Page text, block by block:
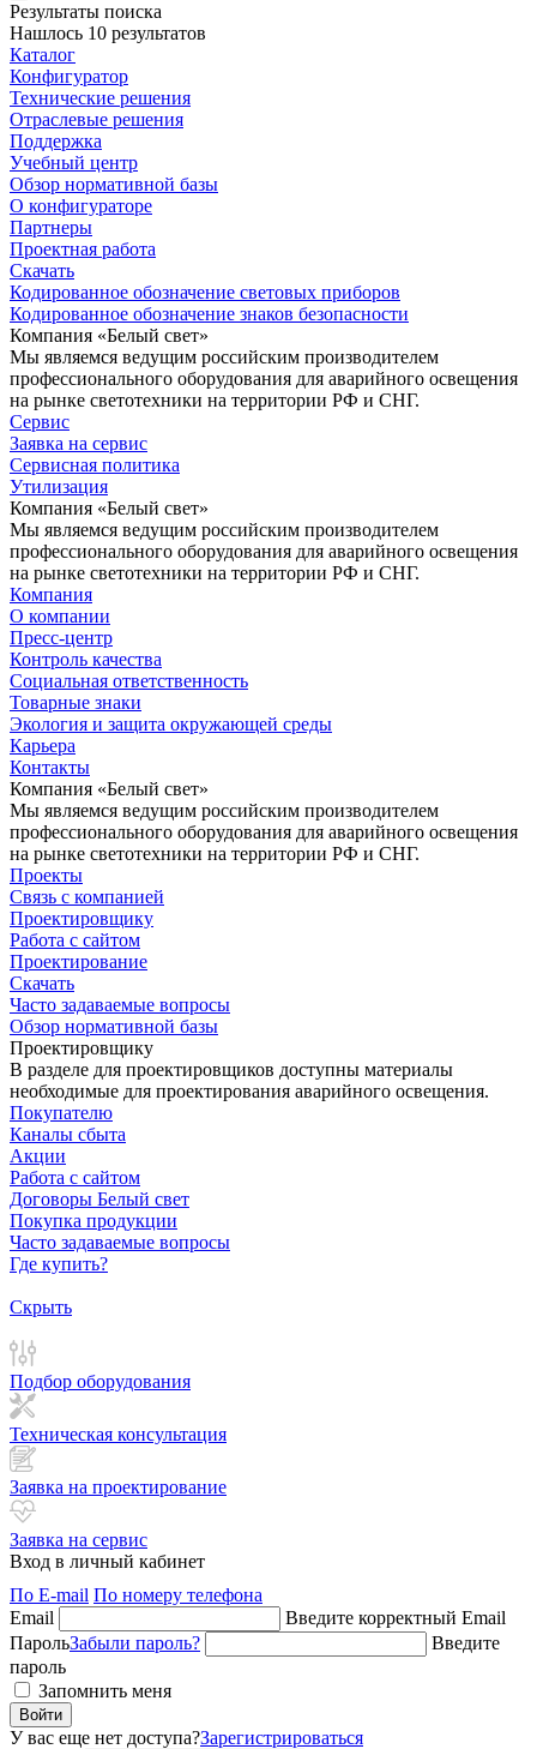
Результаты поиска
Нашлось 10 результатов
Каталог
Конфигуратор
Технические решения
Отраслевые решения
Поддержка
Учебный центр
Обзор нормативной базы
О конфигураторе
Партнеры
Проектная работа
Скачать
Кодированное обозначение световых приборов
Кодированное обозначение знаков безопасности
Компания «Белый свет»
Мы являемся ведущим российским производителем
профессионального оборудования для аварийного освещения
на рынке светотехники на территории РФ и СНГ.
Сервис
Заявка на сервис
Сервисная политика
Утилизация
Компания «Белый свет»
Мы являемся ведущим российским производителем
профессионального оборудования для аварийного освещения
на рынке светотехники на территории РФ и СНГ.
Компания
О компании
Пресс-центр
Контроль качества
Социальная ответственность
Товарные знаки
Экология и защита окружающей среды
Карьера
Контакты
Компания «Белый свет»
Мы являемся ведущим российским производителем
профессионального оборудования для аварийного освещения
на рынке светотехники на территории РФ и СНГ.
Проекты
Связь с компанией
Проектировщику
Работа с сайтом
Проектирование
Скачать
Часто задаваемые вопросы
Обзор нормативной базы
Проектировщику
В разделе для проектировщиков доступны материалы
необходимые для проектирования аварийного освещения.
Покупателю
Каналы сбыта
Акции
Работа с сайтом
Договоры Белый свет
Покупка продукции
Часто задаваемые вопросы
Где купить?
Скрыть
Подбор оборудования
Техническая консультация
Заявка на проектирование
Заявка на сервис
Вход в личный кабинет
По E-mail По номеру телефона
Email
Введите корректный Email
ПарольЗабыли пароль?
Введите
пароль
Запомнить меня
Войти
У вас еще нет доступа?Зарегистрироваться